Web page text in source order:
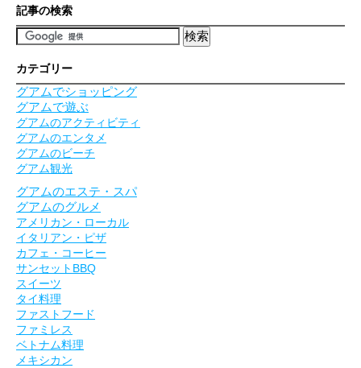
記事の検索
カテゴリー
グアムでショッピング
グアムで遊ぶ
グアムのアクティビティ
グアムのエンタメ
グアムのビーチ
グアム観光
グアムのエステ・スパ
グアムのグルメ
アメリカン・ローカル
イタリアン・ピザ
カフェ・コーヒー
サンセットBBQ
スイーツ
タイ料理
ファストフード
ファミレス
ベトナム料理
メキシカン